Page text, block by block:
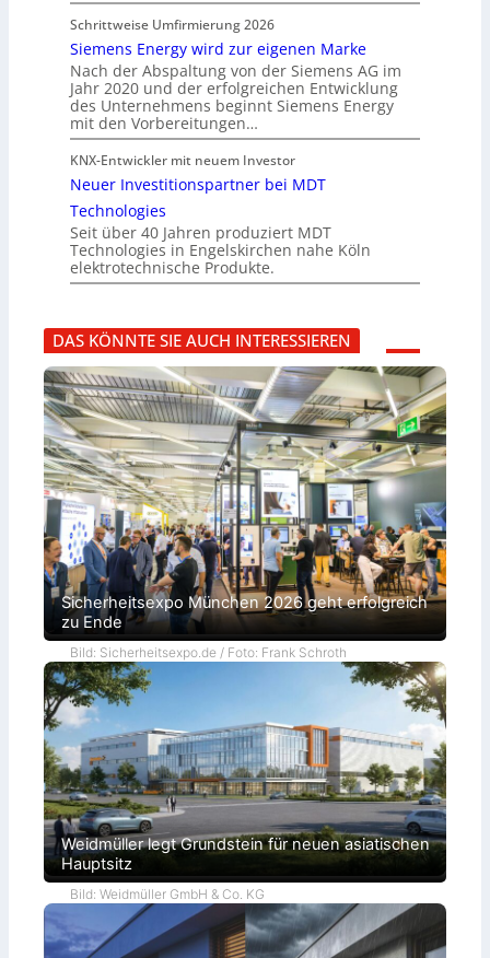
Schrittweise Umfirmierung 2026
Siemens Energy wird zur eigenen Marke
Nach der Abspaltung von der Siemens AG im
Jahr 2020 und der erfolgreichen Entwicklung
des Unternehmens beginnt Siemens Energy
mit den Vorbereitungen…
KNX-Entwickler mit neuem Investor
Neuer Investitionspartner bei MDT
Technologies
Seit über 40 Jahren produziert MDT
Technologies in Engelskirchen nahe Köln
elektrotechnische Produkte.
DAS KÖNNTE SIE AUCH INTERESSIEREN
Sicherheitsexpo München 2026 geht erfolgreich
zu Ende
Bild: Sicherheitsexpo.de / Foto: Frank Schroth
Weidmüller legt Grundstein für neuen asiatischen
Hauptsitz
Bild: Weidmüller GmbH & Co. KG